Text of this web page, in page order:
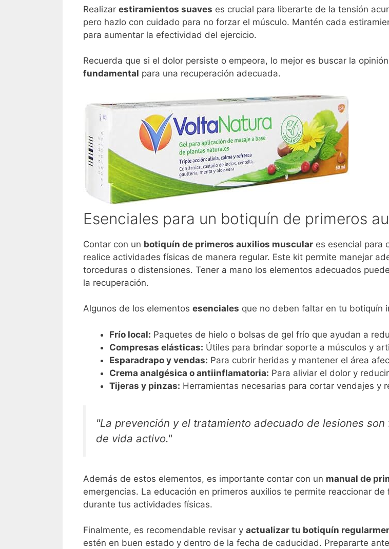
Realizar estiramientos suaves es crucial para liberarte de la tensión
pero hazlo con cuidado para no forzar el músculo. Mantén cada
para aumentar la efectividad del ejercicio.
Recuerda que si el dolor persiste o empeora, lo mejor es buscar la
fundamental para una recuperación adecuada.
Esenciales para un botiquín de primeros
Contar con un botiquín de primeros auxilios muscular es esencial para
realice actividades físicas de manera regular. Este kit permite manejar
torceduras o distensiones. Tener a mano los elementos adecuados
la recuperación.
Algunos de los elementos esenciales que no deben faltar en tu botiquín
Frío local: Paquetes de hielo o bolsas de gel frío que ayudan a
Compresas elásticas: Útiles para brindar soporte a músculos y
Esparadrapo y vendas: Para cubrir heridas y mantener el área
Crema analgésica o antiinflamatoria: Para aliviar el dolor y
Tijeras y pinzas: Herramientas necesarias para cortar vendajes y
"La prevención y el tratamiento adecuado de lesiones
de vida activo."
Además de estos elementos, es importante contar con un manual de
emergencias. La educación en primeros auxilios te permite reaccionar
durante tus actividades físicas.
Finalmente, es recomendable revisar y actualizar tu botiquín
estén en buen estado y dentro de la fecha de caducidad. Prepararte